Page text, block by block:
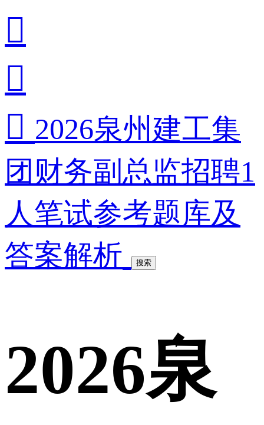


 2026泉州建工集
团财务副总监招聘1
人笔试参考题库及
答案解析
搜索
2026泉